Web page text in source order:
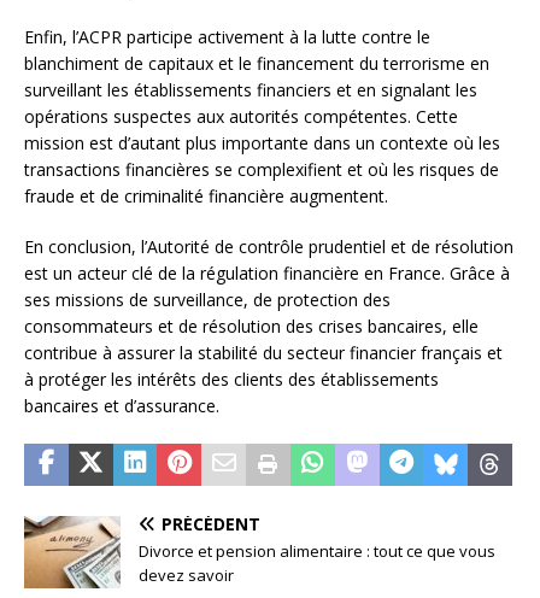
Enfin, l’ACPR participe activement à la lutte contre le
blanchiment de capitaux et le financement du terrorisme en
surveillant les établissements financiers et en signalant les
opérations suspectes aux autorités compétentes. Cette
mission est d’autant plus importante dans un contexte où les
transactions financières se complexifient et où les risques de
fraude et de criminalité financière augmentent.
En conclusion, l’Autorité de contrôle prudentiel et de résolution
est un acteur clé de la régulation financière en France. Grâce à
ses missions de surveillance, de protection des
consommateurs et de résolution des crises bancaires, elle
contribue à assurer la stabilité du secteur financier français et
à protéger les intérêts des clients des établissements
bancaires et d’assurance.
PRÉCÉDENT
Divorce et pension alimentaire : tout ce que vous
devez savoir